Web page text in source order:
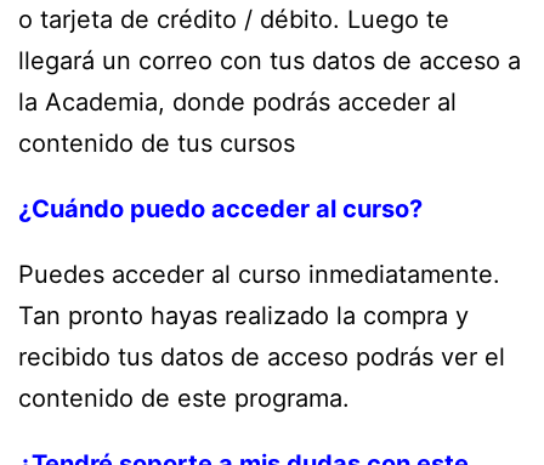
o tarjeta de crédito / débito. Luego te
llegará un correo con tus datos de acceso a
la Academia, donde podrás acceder al
contenido de tus cursos
¿Cuándo puedo acceder al curso?
Puedes acceder al curso inmediatamente.
Tan pronto hayas realizado la compra y
recibido tus datos de acceso podrás ver el
contenido de este programa.